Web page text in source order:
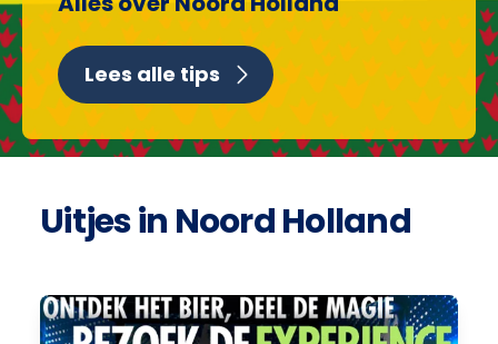
Lees alle tips
Uitjes in Noord Holland